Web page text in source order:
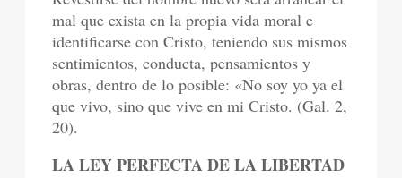
mal que exista en la propia vida moral e
identificarse con Cristo, teniendo sus mismos
sentimientos, conducta, pensamientos y
obras, dentro de lo posible: «No soy yo ya el
que vivo, sino que vive en mi Cristo. (Gal. 2,
20).
LA LEY PERFECTA DE LA LIBERTAD